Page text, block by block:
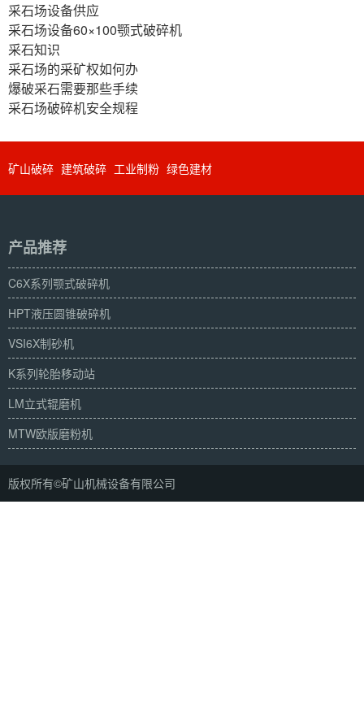
采石场设备供应
采石场设备60×100颚式破碎机
采石知识
采石场的采矿权如何办
爆破采石需要那些手续
采石场破碎机安全规程
矿山破碎 建筑破碎 工业制粉 绿色建材
产品推荐
C6X系列颚式破碎机
HPT液压圆锥破碎机
VSI6X制砂机
K系列轮胎移动站
LM立式辊磨机
MTW欧版磨粉机
版权所有©矿山机械设备有限公司